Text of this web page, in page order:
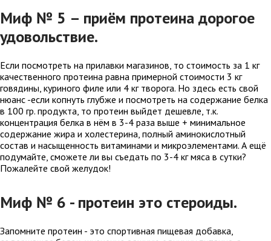
Миф № 5 – приём протеина дорогое
удовольствие.
Если посмотреть на прилавки магазинов, то стоимость за 1 кг
качественного протеина равна примерной стоимости 3 кг
говядины, куриного филе или 4 кг творога. Но здесь есть свой
нюанс -если копнуть глубже и посмотреть на содержание белка
в 100 гр. продукта, то протеин выйдет дешевле, т.к.
концентрация белка в нём в 3-4 раза выше + минимальное
содержание жира и холестерина, полный аминокислотный
состав и насыщенность витаминами и микроэлементами. А ещё
подумайте, сможете ли вы съедать по 3-4 кг мяса в сутки?
Пожалейте свой желудок! ⠀
Миф № 6 - протеин это стероиды.
Запомните протеин - это спортивная пищевая добавка,